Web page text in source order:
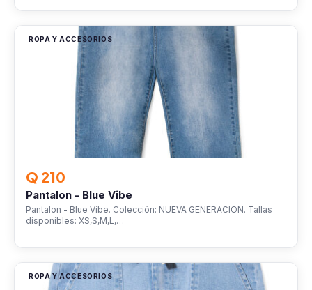
ROPA Y ACCESORIOS
Q 210
Pantalon - Blue Vibe
Pantalon - Blue Vibe. Colección: NUEVA GENERACION. Tallas
disponibles: XS,S,M,L,…
ROPA Y ACCESORIOS